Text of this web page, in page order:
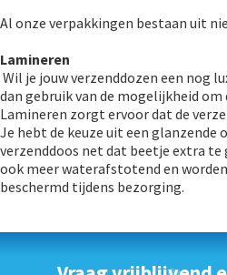
Al onze verpakkingen bestaan uit
Lamineren
Wil je jouw verzenddozen een nog
dan gebruik van de mogelijkheid
Lamineren zorgt ervoor dat de
Je hebt de keuze uit een
verzenddoos net dat beetje extra te
ook meer waterafstotend en
beschermd tijdens bezorging.